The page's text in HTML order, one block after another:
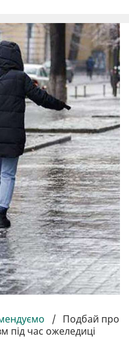
/ Подбай про
під час ожеледиці